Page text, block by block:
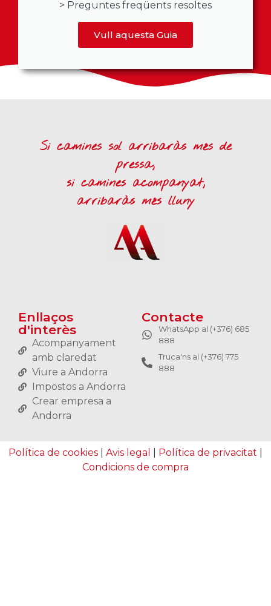
> Preguntes freqüents resoltes
Vull aquesta Guia
Si camines sol arribaràs més de
pressa,
si camines acompanyat,
arribaràs més lluny
Enllaços
d'interès
Acompanyament
amb claredat
Viure a Andorra
Impostos a Andorra
Crear empresa a
Andorra
Contacte
WhatsApp al (+376) 685
888
Truca'ns al (+376) 775
888
Política de cookies Avis legal Política de privacitat
Condicions de compra